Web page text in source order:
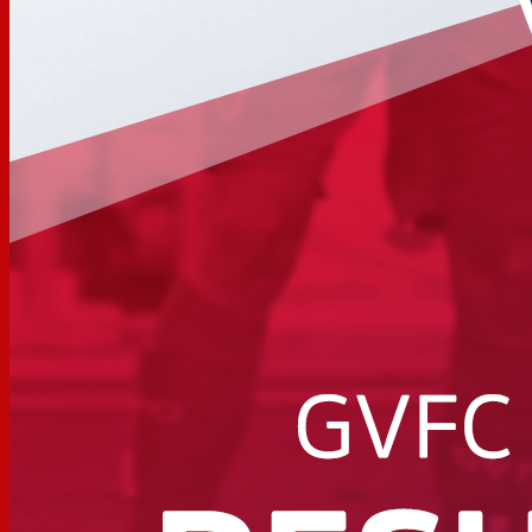
Calendário
Notícias Futebol Feminino
Futebol Sub 23
Plantel
Sub 19
Gil Vicente TV